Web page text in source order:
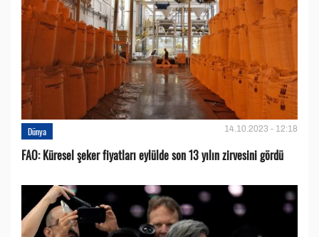
Dünya 14.10.2023 - 12:18
FAO: Küresel şeker fiyatları eylülde son 13 yılın zirvesini gördü